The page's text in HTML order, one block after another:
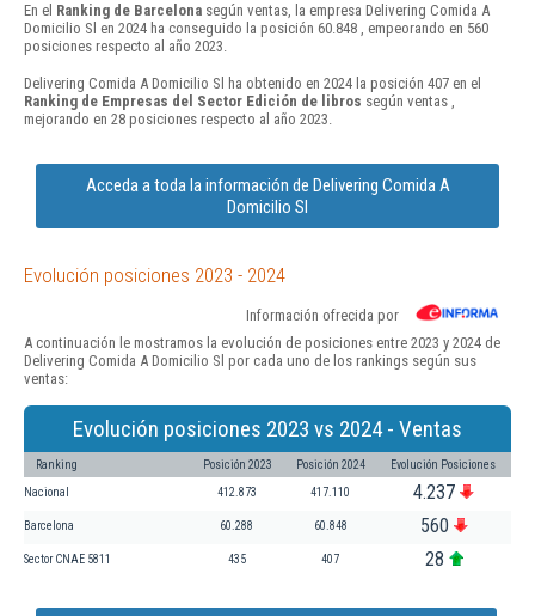
En el Ranking de Barcelona según ventas, la empresa Delivering Comida A
Domicilio Sl en 2024 ha conseguido la posición 60.848 , empeorando en 560
posiciones respecto al año 2023.
Delivering Comida A Domicilio Sl ha obtenido en 2024 la posición 407 en el
Ranking de Empresas del Sector Edición de libros según ventas ,
mejorando en 28 posiciones respecto al año 2023.
Acceda a toda la información de Delivering Comida A
Domicilio Sl
Evolución posiciones 2023 - 2024
Información ofrecida por
A continuación le mostramos la evolución de posiciones entre 2023 y 2024 de
Delivering Comida A Domicilio Sl por cada uno de los rankings según sus
ventas:
Evolución posiciones 2023 vs 2024 - Ventas
Ranking Posición 2023 Posición 2024 Evolución Posiciones
Nacional 412.873 417.110 4.237
Barcelona 60.288 60.848 560
Sector CNAE 5811 435 407 28